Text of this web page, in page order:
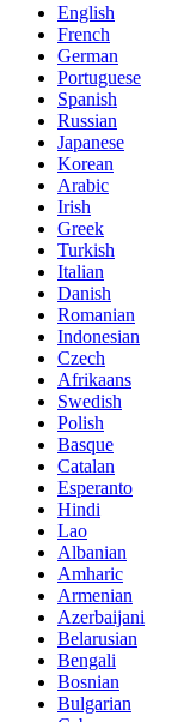
English
French
German
Portuguese
Spanish
Russian
Japanese
Korean
Arabic
Irish
Greek
Turkish
Italian
Danish
Romanian
Indonesian
Czech
Afrikaans
Swedish
Polish
Basque
Catalan
Esperanto
Hindi
Lao
Albanian
Amharic
Armenian
Azerbaijani
Belarusian
Bengali
Bosnian
Bulgarian